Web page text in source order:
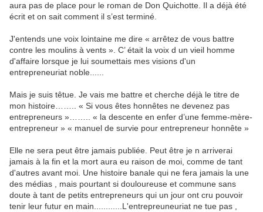
aura pas de place pour le roman de Don Quichotte. Il a déjà été
écrit et on sait comment il s’est terminé.
J'entends une voix lointaine me dire « arrêtez de vous battre
contre les moulins à vents ». C’ était la voix d un vieil homme
d'affaire lorsque je lui soumettais mes visions d'un
entrepreneuriat noble......
Mais je suis têtue. Je vais me battre et cherche déjà le titre de
mon histoire…….. « Si vous êtes honnêtes ne devenez pas
entrepreneurs »…….. « la descente en enfer d’une femme-mère-
entrepreneur » « manuel de survie pour entrepreneur honnête »
Elle ne sera peut être jamais publiée. Peut être je n arriverai
jamais à la fin et la mort aura eu raison de moi, comme de tant
d'autres avant moi. Une histoire banale qui ne fera jamais la une
des médias , mais pourtant si douloureuse et commune sans
doute à tant de petits entrepreneurs qui un jour ont cru pouvoir
tenir leur futur en main......
......L'entrepreuneuriat ne tue pas ,